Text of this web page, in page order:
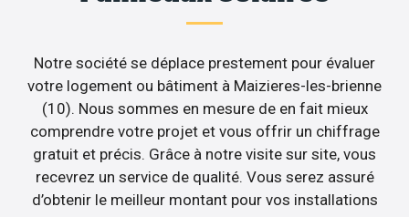
Notre société se déplace prestement pour évaluer
votre logement ou bâtiment à Maizieres-les-brienne
(10). Nous sommes en mesure de en fait mieux
comprendre votre projet et vous offrir un chiffrage
gratuit et précis. Grâce à notre visite sur site, vous
recevrez un service de qualité. Vous serez assuré
d’obtenir le meilleur montant pour vos installations